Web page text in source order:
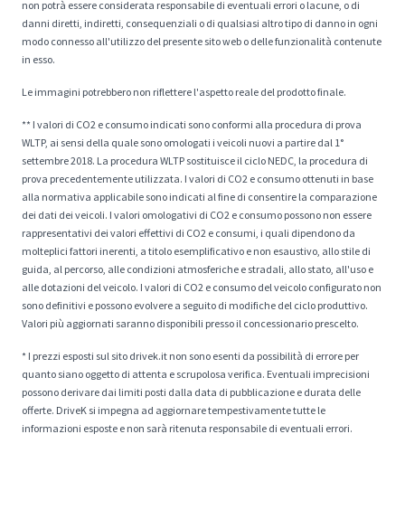
non potrà essere considerata responsabile di eventuali errori o lacune, o di
danni diretti, indiretti, consequenziali o di qualsiasi altro tipo di danno in ogni
modo connesso all'utilizzo del presente sito web o delle funzionalità contenute
in esso.
Le immagini potrebbero non riflettere l'aspetto reale del prodotto finale.
** I valori di CO2 e consumo indicati sono conformi alla procedura di prova
WLTP, ai sensi della quale sono omologati i veicoli nuovi a partire dal 1°
settembre 2018. La procedura WLTP sostituisce il ciclo NEDC, la procedura di
prova precedentemente utilizzata. I valori di CO2 e consumo ottenuti in base
alla normativa applicabile sono indicati al fine di consentire la comparazione
dei dati dei veicoli. I valori omologativi di CO2 e consumo possono non essere
rappresentativi dei valori effettivi di CO2 e consumi, i quali dipendono da
molteplici fattori inerenti, a titolo esemplificativo e non esaustivo, allo stile di
guida, al percorso, alle condizioni atmosferiche e stradali, allo stato, all'uso e
alle dotazioni del veicolo. I valori di CO2 e consumo del veicolo configurato non
sono definitivi e possono evolvere a seguito di modifiche del ciclo produttivo.
Valori più aggiornati saranno disponibili presso il concessionario prescelto.
* I prezzi esposti sul sito drivek.it non sono esenti da possibilità di errore per
quanto siano oggetto di attenta e scrupolosa verifica. Eventuali imprecisioni
possono derivare dai limiti posti dalla data di pubblicazione e durata delle
offerte. DriveK si impegna ad aggiornare tempestivamente tutte le
informazioni esposte e non sarà ritenuta responsabile di eventuali errori.